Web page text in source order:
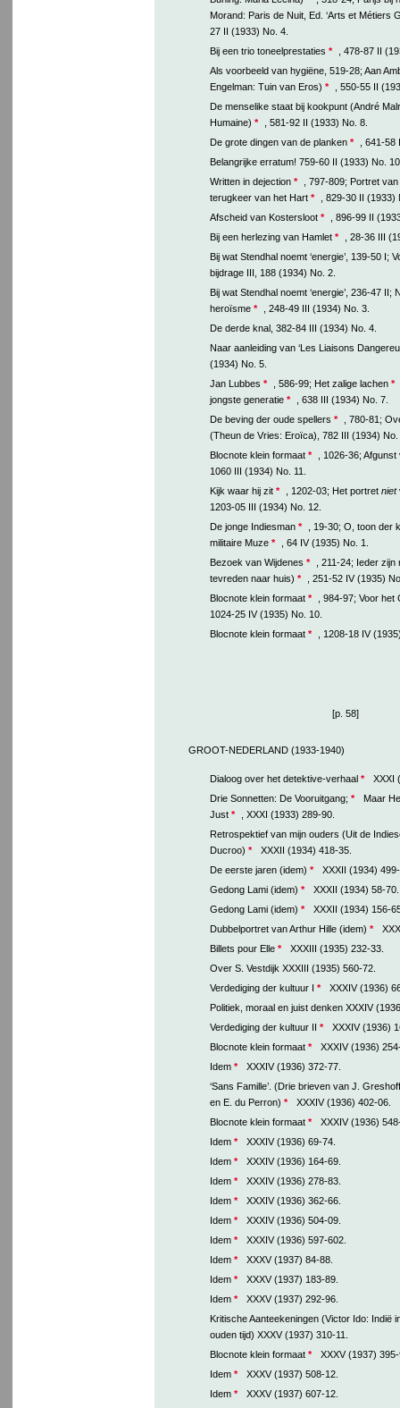
Morand: Paris de Nuit, Ed. ‘Arts et Métiers
27 II (1933) No. 4.
Bij een trio toneelprestaties *
, 478-87 II
Als voorbeeld van hygiëne, 519-28; Aan
Engelman: Tuin van Eros) *
, 550-55 II
De menselike staat bij kookpunt (André
Humaine) *
, 581-92 II (1933) No. 8.
De grote dingen van de planken *
, 641-
Belangrijke erratum! 759-60 II (1933) No.
Written in dejection *
, 797-809; Portret
terugkeer van het Hart *
, 829-30 II (1933)
Afscheid van Kostersloot *
, 896-99 II
Bij een herlezing van Hamlet *
, 28-36 III
Bij wat Stendhal noemt ‘energie’, 139-50 I;
bijdrage III, 188 (1934) No. 2.
Bij wat Stendhal noemt ‘energie’, 236-47 II;
heroïsme *
, 248-49 III (1934) No. 3.
De derde knal, 382-84 III (1934) No. 4.
Naar aanleiding van ‘Les Liaisons
(1934) No. 5.
Jan Lubbes * , 586-99; Het zalige lachen *
jongste generatie *
, 638 III (1934) No. 7.
De beving der oude spellers *
, 780-81;
(Theun de Vries: Eroïca), 782 III (1934) No.
Blocnote klein formaat *
, 1026-36;
1060 III (1934) No. 11.
Kijk waar hij zit * , 1202-03; Het portret niet
1203-05 III (1934) No. 12.
De jonge Indiesman *
, 19-30; O, toon der
militaire Muze *
, 64 IV (1935) No. 1.
Bezoek van Wijdenes *
, 211-24; Ieder
tevreden naar huis) *
, 251-52 IV (1935)
Blocnote klein formaat *
, 984-97; Voor het
1024-25 IV (1935) No. 10.
Blocnote klein formaat * , 1208-18 IV
[p. 58]
GROOT-NEDERLAND (1933-1940)
Dialoog over het detektive-verhaal *
XXXI
Drie Sonnetten: De Vooruitgang; *
Maar
Just *
, XXXI (1933) 289-90.
Retrospektief van mijn ouders (Uit de
Ducroo) *
XXXII (1934) 418-35.
De eerste jaren (idem) *
XXXII (1934)
Gedong Lami (idem) *
XXXII (1934) 58-70.
Gedong Lami (idem) *
XXXII (1934) 156-
Dubbelportret van Arthur Hille (idem) *
Billets pour Elle *
XXXIII (1935) 232-33.
Over S. Vestdijk XXXIII (1935) 560-72.
Verdediging der kultuur I *
XXXIV (1936)
Politiek, moraal en juist denken XXXIV
Verdediging der kultuur II *
XXXIV (1936)
Blocnote klein formaat *
XXXIV (1936)
Idem *
XXXIV (1936) 372-77.
‘Sans Famille’. (Drie brieven van J.
en E. du Perron) *
XXXIV (1936) 402-06.
Blocnote klein formaat *
XXXIV (1936)
Idem *
XXXIV (1936) 69-74.
Idem *
XXXIV (1936) 164-69.
Idem *
XXXIV (1936) 278-83.
Idem *
XXXIV (1936) 362-66.
Idem *
XXXIV (1936) 504-09.
Idem *
XXXIV (1936) 597-602.
Idem *
XXXV (1937) 84-88.
Idem *
XXXV (1937) 183-89.
Idem *
XXXV (1937) 292-96.
Kritische Aanteekeningen (Victor Ido: Indië
ouden tijd) XXXV (1937) 310-11.
Blocnote klein formaat *
XXXV (1937)
Idem *
XXXV (1937) 508-12.
Idem *
XXXV (1937) 607-12.